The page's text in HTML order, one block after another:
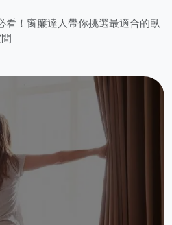
看！窗簾達人帶你挑選最適合的臥